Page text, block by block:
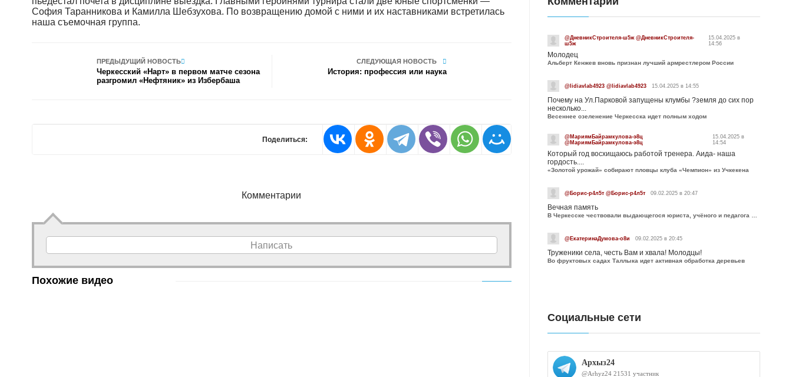
София Таранникова и Камилла Шебзухова. По возвращению домой с ними и их наставниками встретилась
наша съемочная группа.
ПРЕДЫДУЩИЙ НОВОСТЬ
Черкесский «Нарт» в первом матче сезона
разгромил «Нефтяник» из Избербаша
СЛЕДУЮЩАЯ НОВОСТЬ
История: профессия или наука
Поделиться:
Комментарии
Написать
Похожие видео
@ДневникСтроителя-ш5ж @ДневникСтроителя-
ш5ж
15.04.2025 в
14:56
Молодец
Альберт Кенжев вновь признан лучший армрестлером России
@lidiavlab4923 @lidiavlab4923 15.04.2025 в 14:55
Почему на Ул.Парковой запущены клумбы ?земля до сих пор
несколько...
Весеннее озеленение Черкесска идет полным ходом
@МариямБайрамкулова-э8ц
@МариямБайрамкулова-э8ц
15.04.2025 в
14:54
Который год восхищаюсь работой тренера. Аида- наша
гордость....
«Золотой урожай» собирают пловцы клуба «Чемпион» из Учкекена
@Борис-р4л5т @Борис-р4л5т 09.02.2025 в 20:47
Вечная память
@ЕкатеринаДумова-о8и 09.02.2025 в 20:45
Труженики села, честь Вам и хвала! Молодцы!
Во фруктовых садах Таллыка идет активная обработка деревьев
Социальные сети